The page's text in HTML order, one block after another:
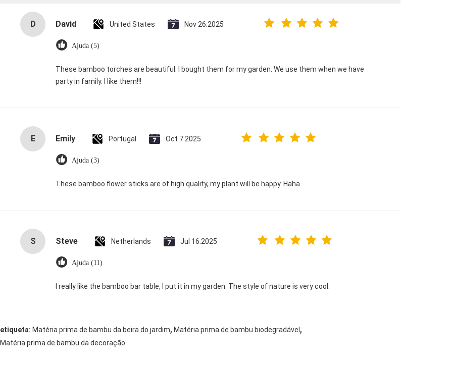
D David United States Nov 26.2025
Ajuda (5)
These bamboo torches are beautiful. I bought them for my garden. We use them when we have
party in family. I like them!!!
E Emily Portugal Oct 7.2025
Ajuda (3)
These bamboo flower sticks are of high quality, my plant will be happy. Haha
S Steve Netherlands Jul 16.2025
Ajuda (11)
I really like the bamboo bar table, I put it in my garden. The style of nature is very cool.
etiqueta: Matéria prima de bambu da beira do jardim, Matéria prima de bambu biodegradável ,
Matéria prima de bambu da decoração